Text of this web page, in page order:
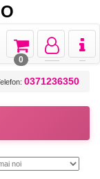
Toggle
Toggle
navigation
Toggle
navigation
0
0371236350